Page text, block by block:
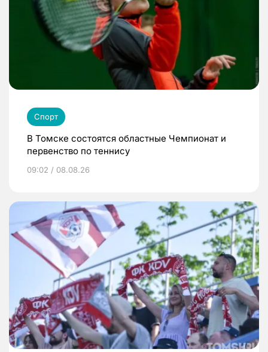
Спорт
В Томске состоятся областные Чемпионат и
первенство по теннису
09:02 / 08.08.26